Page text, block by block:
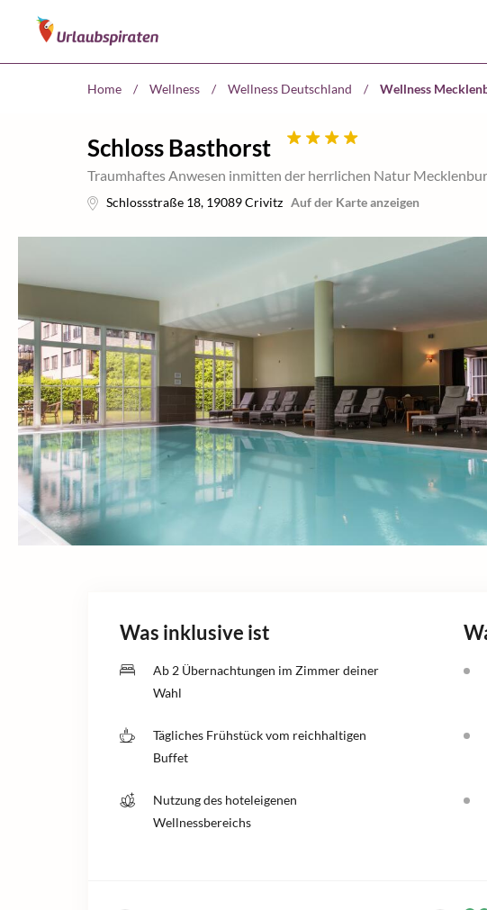
Home / Wellness / Wellness Deutschland / Wellness
Schloss Basthorst
Traumhaftes Anwesen inmitten der herrlichen Natur
Schlossstraße 18, 19089Crivitz Auf der Karte anzeigen
Was inklusive ist
Ab 2 Übernachtungen im Zimmer deiner
Wahl
Tägliches Frühstück vom reichhaltigen
Buffet
Nutzung des hoteleigenen
Wellnessbereichs